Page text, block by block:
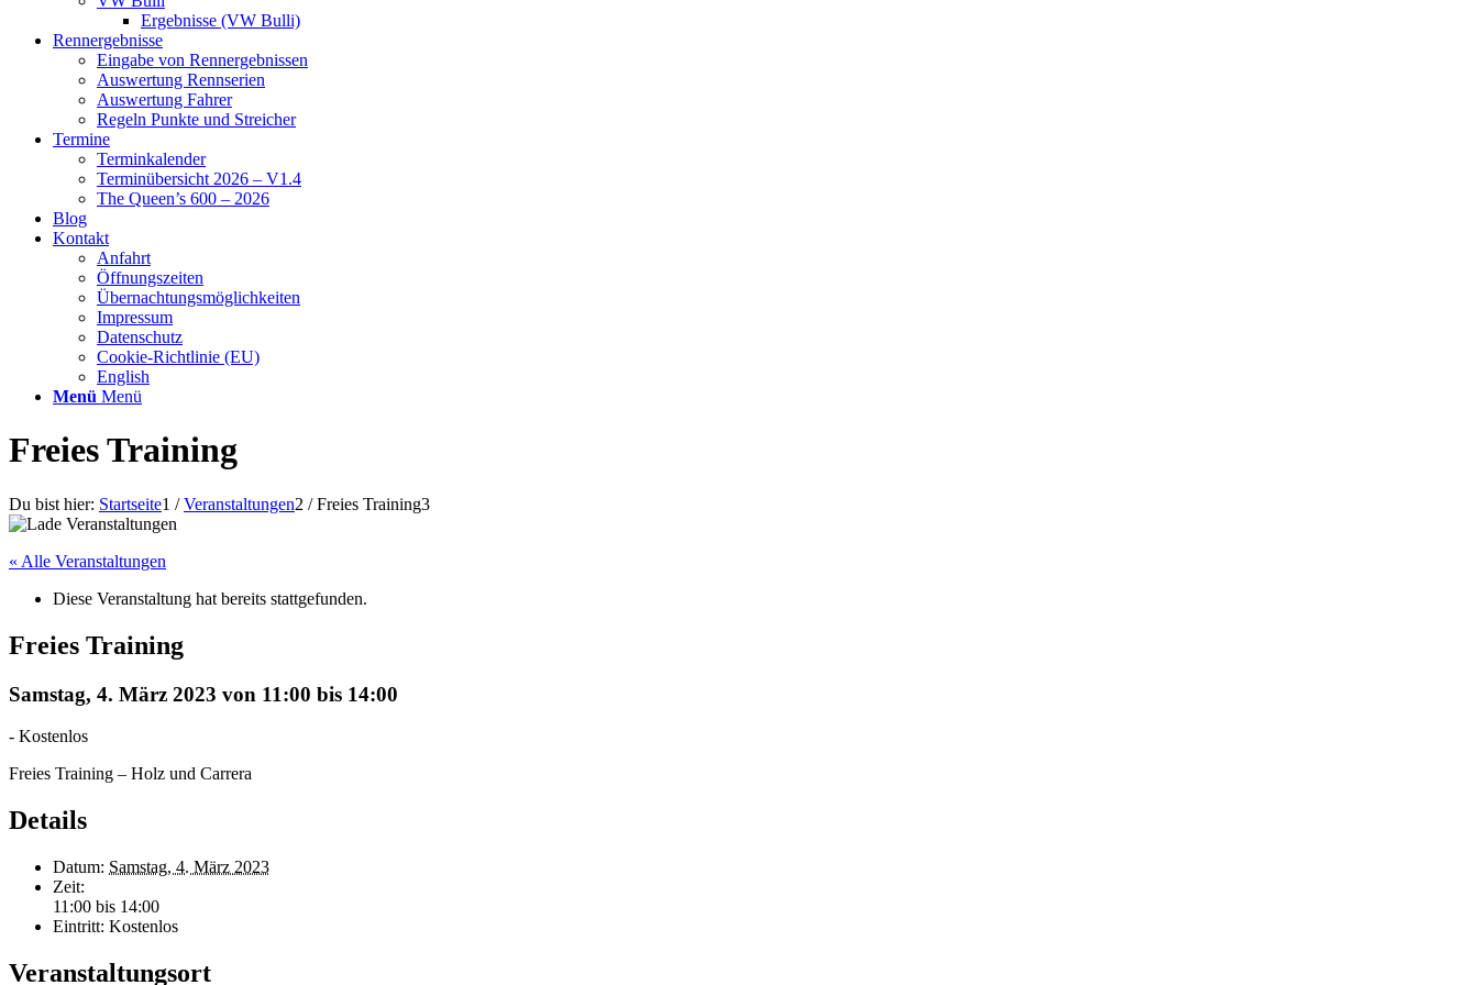
Ergebnisse (VW Bulli)
Rennergebnisse
Eingabe von Rennergebnissen
Auswertung Rennserien
Auswertung Fahrer
Regeln Punkte und Streicher
Termine
Terminkalender
Terminübersicht 2026 – V1.4
The Queen’s 600 – 2026
Blog
Kontakt
Anfahrt
Öffnungszeiten
Übernachtungsmöglichkeiten
Impressum
Datenschutz
Cookie-Richtlinie (EU)
English
Menü Menü
Freies Training
Du bist hier: Startseite1 / Veranstaltungen2 / Freies Training3
« Alle Veranstaltungen
Diese Veranstaltung hat bereits stattgefunden.
Freies Training
Samstag, 4. März 2023 von 11:00 bis 14:00
- Kostenlos
Freies Training – Holz und Carrera
Details
Datum: Samstag, 4. März 2023
Zeit:
11:00 bis 14:00
Eintritt: Kostenlos
Veranstaltungsort